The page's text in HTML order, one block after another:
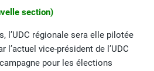
section)
l’UDC régionale sera elle pilotée
l’actuel vice-président de l’UDC
pour les élections